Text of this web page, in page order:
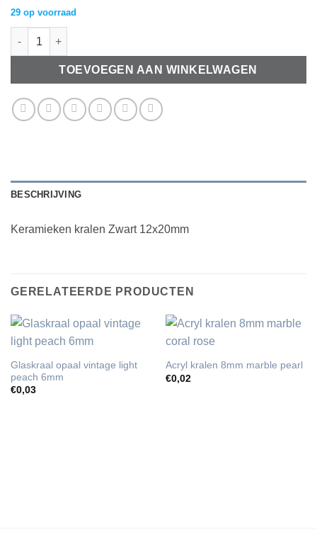
29 op voorraad
Keramieken kralen Zwart 12x20mm aantal
TOEVOEGEN AAN WINKELWAGEN
BESCHRIJVING
Keramieken kralen Zwart 12x20mm
GERELATEERDE PRODUCTEN
Glaskraal opaal vintage light
peach 6mm
€0,03
Acryl kralen 8mm marble pearl
€0,02